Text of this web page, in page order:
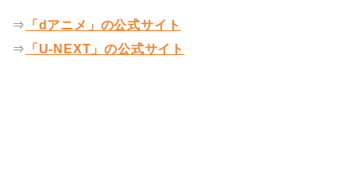
⇒
「dアニメ」の公式サイト
⇒
「U-NEXT」の公式サイト